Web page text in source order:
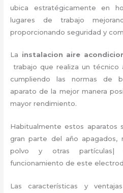
ubica estratégicamente en
lugares de trabajo
proporcionando seguridad y
La instalacion aire
trabajo que realiza un técnico
cumpliendo las normas de
aparato de la mejor manera
mayor rendimiento.
Habitualmente estos aparatos
gran parte del año apagados,
polvo y otras
funcionamiento de este
Las características y